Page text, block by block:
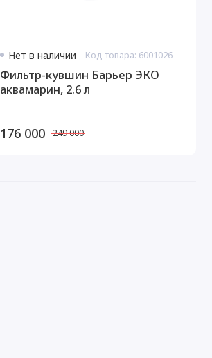
Нет в наличии Код товара: 6001026
Фильтр-кувшин Барьер ЭКО
аквамарин, 2.6 л
176 000 249 000